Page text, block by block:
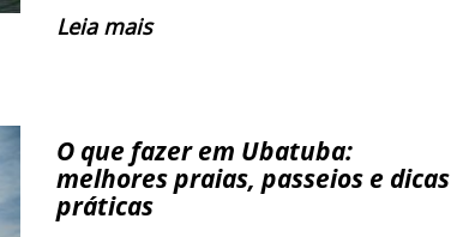
Leia mais
O que fazer em Ubatuba:
melhores praias, passeios e dicas
práticas